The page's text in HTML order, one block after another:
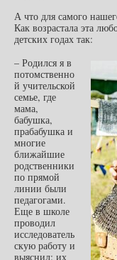
А что для самого
Как возрастала эта
детских годах так:
– Родился я в
потомственно
й учительской
семье, где
мама,
бабушка,
прабабушка и
многие
ближайшие
родственники
по прямой
линии были
педагогами.
Еще в школе
проводил
исследователь
скую работу и
выяснил: их